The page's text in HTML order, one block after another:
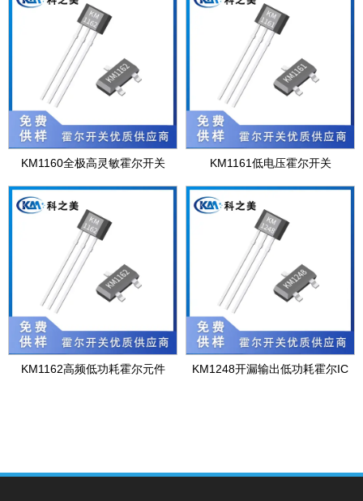
KM1160全极高灵敏霍尔开关 KM1161低电压霍尔开关
KM1162高频低功耗霍尔元件 KM1248开漏输出低功耗霍尔IC